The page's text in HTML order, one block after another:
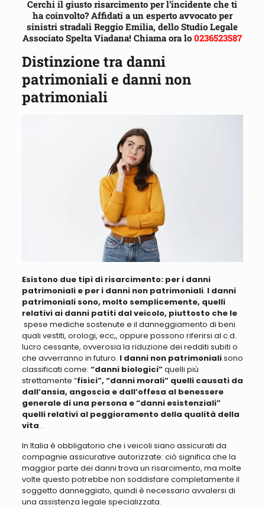
Cerchi il giusto risarcimento per l’incidente che ti
ha coinvolto? Affidati a un esperto avvocato per
sinistri stradali Reggio Emilia, dello Studio Legale
Associato Spelta Viadana! Chiama ora lo0236523587
Distinzione tra danni
patrimoniali e danni non
patrimoniali
Esistono due tipi di risarcimento: peri danni
patrimoniali e peri danni non patrimoniali. I danni
patrimoniali sono, molto semplicemente, quelli
relativi ai danni patiti dal veicolo, piuttosto che le
spese mediche sostenute e il danneggiamento di beni
quali vestiti, orologi, ecc,, oppure possono riferirsi al c.d.
lucro cessante, ovverosia la riduzione dei redditi subiti o
che avverranno in futuro. I danni non patrimonialisono
classificati come: “danni biologici”quelli più
strettamente “fisici”, “danni morali” quelli causati da
dall’ansia, angoscia e dall’offesa al benessere
generale di una persona e “danni esistenziali”
quelli relativi al peggioramento della qualità della
vita .
In Italia è obbligatorio che i veicoli siano assicurati da
compagnie assicurative autorizzate: ciò significa che la
maggior parte dei danni trova un risarcimento, ma molte
volte questo potrebbe non soddisfare completamente il
soggetto danneggiato, quindi è necessario avvalersi di
una assistenza legale specializzata.